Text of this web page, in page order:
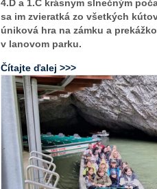
4.D a 1.C krásnym slnečným
sa im zvieratká zo všetkých
úniková hra na zámku a
v lanovom parku.
Čítajte ďalej >>>